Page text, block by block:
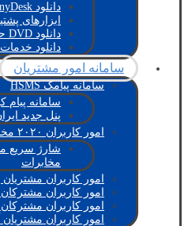
دانلود AnyDesk
ابزارهای
دانلود DVD حسابداری هلو – SLM
دانلود
سامانه امور مشتریان
سامانه پیامک HSMS
سامانه پیام
پنل جدید
امور کاربران ۲۰۲۰ مخابرات
مخابرات
امور کاربران
امور کاربران
امور کاربران
امور کاربران